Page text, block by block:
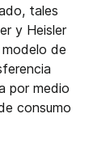
tales
y Heisler
de
por medio
consumo